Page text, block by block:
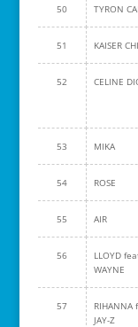
50 TYRON
51 KAISER
52 CELINE
53 MIKA
54 ROSE
55 AIR
56
LLOYD
WAYNE
57
RIHANNA
JAY-Z